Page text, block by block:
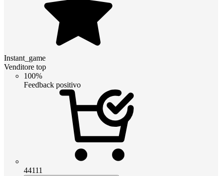
Instant_game
Venditore top
100%
Feedback positivo
44111